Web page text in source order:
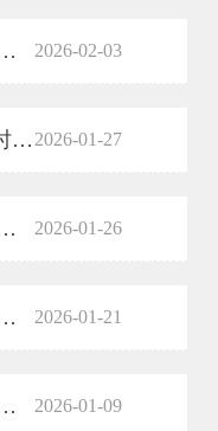
号文件，全文来了！ 2026-02-03
评论员文章 | 奋力推动新时代社会工作高质量发展——论贯彻落实全国社会工作部长会议精神2026-01-27
会议在京召开 蔡奇出席并讲话 2026-01-26
家发改委部署国家农业现代化示范区创建工作 2026-01-21
合发展 加快推动山区民族地区强县富民现代化 2026-01-09